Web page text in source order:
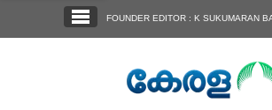
FOUNDER EDITOR : K SUKUMARAN